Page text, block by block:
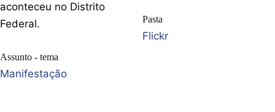
aconteceu no Distrito
Federal.
Assunto - tema
Manifestação
Pasta
Flickr